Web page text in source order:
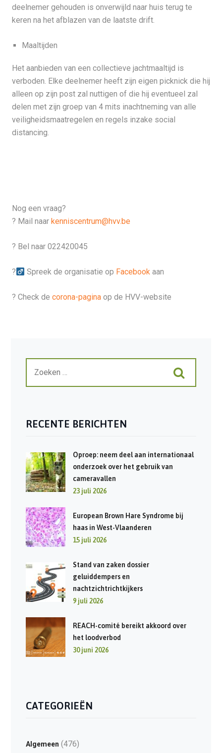
deelnemer gehouden is onverwijld naar huis terug te
keren na het afblazen van de laatste drift.
Maaltijden
Het aanbieden van een collectieve jachtmaaltijd is
verboden. Elke deelnemer heeft zijn eigen picknick die hij
alleen op zijn post zal nuttigen of die hij eventueel zal
delen met zijn groep van 4 mits inachtneming van alle
veiligheidsmaatregelen en regels inzake social
distancing.
Nog een vraag?
? Mail naar kenniscentrum@hvv.be
? Bel naar 022420045
?‍ Spreek de organisatie op Facebook aan
? Check de corona-paginaop de HVV-website
RECENTE BERICHTEN
Oproep: neem deel aan internationaal
onderzoek over het gebruik van
cameravallen
23 juli 2026
European Brown Hare Syndrome bij
haas in West-Vlaanderen
15 juli 2026
Stand van zaken dossier
geluiddempers en
nachtzichtrichtkijkers
9 juli 2026
REACH-comité bereikt akkoord over
het loodverbod
30 juni 2026
CATEGORIEËN
Algemeen (476)